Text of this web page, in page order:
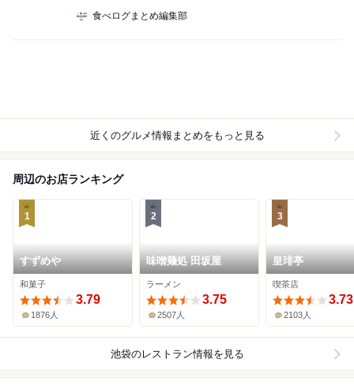
食べログまとめ編集部
近くのグルメ情報まとめをもっと見る
周辺のお店ランキング
1
すずめや
和菓子
3.79
1876人
2
味噌麺処 田坂屋
ラーメン
3.75
2507人
3
皇琲亭
喫茶店
3.73
2103人
池袋のレストラン情報を見る